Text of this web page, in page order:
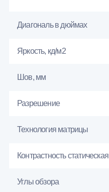
Диагональ в дюймах
Яркость, кд/м2
Шов, мм
Разрешение
Технология матрицы
Контрастность статическая
Углы обзора